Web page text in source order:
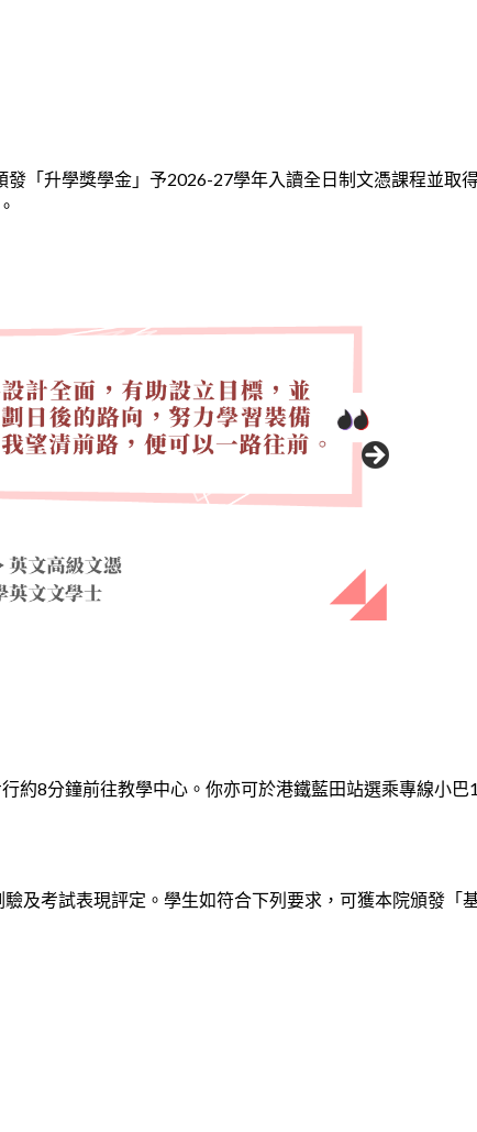
「升學獎學金」予2026-27學年入讀全日制文憑課程並取
約8分鐘前往教學中心。你亦可於港鐵藍田站選乘專線小巴
及考試表現評定。學生如符合下列要求，可獲本院頒發「